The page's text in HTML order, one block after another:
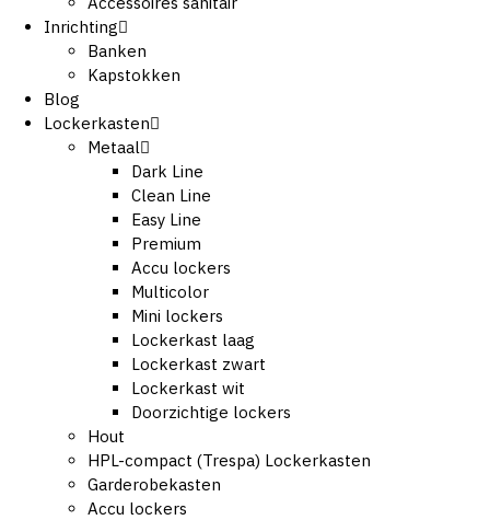
Inrichting
Banken
Kapstokken
Blog
Lockerkasten
Metaal
Dark Line
Clean Line
Easy Line
Premium
Accu lockers
Multicolor
Mini lockers
Lockerkast laag
Lockerkast zwart
Lockerkast wit
Doorzichtige lockers
Hout
HPL-compact (Trespa) Lockerkasten
Garderobekasten
Accu lockers